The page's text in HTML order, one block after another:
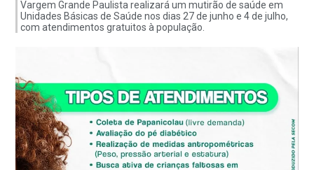
Vargem Grande Paulista realizará um mutirão de saúde em
Unidades Básicas de Saúde nos dias 27 de junho e 4 de julho,
com atendimentos gratuitos à população.